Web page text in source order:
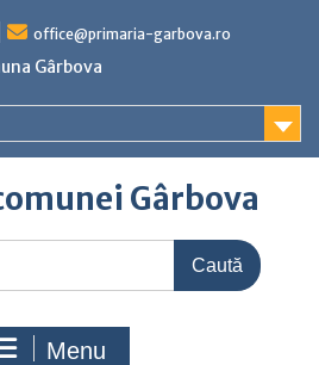
office@primaria-garbova.ro
Gârbova
Gârbova
Menu